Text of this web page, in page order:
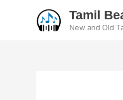
Tamil
New and Old